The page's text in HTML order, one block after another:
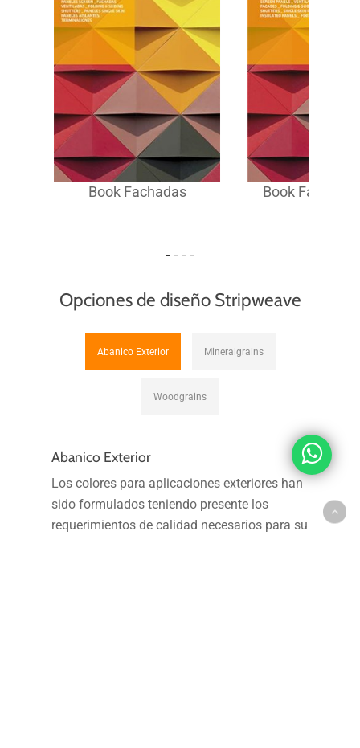
Book Fachadas Book
Opciones de diseño Stripweave
Abanico Exterior Mineralgrains
Woodgrains
Abanico Exterior
Los colores para aplicaciones exteriores han
sido formulados teniendo presente los
requerimientos de calidad necesarios para su